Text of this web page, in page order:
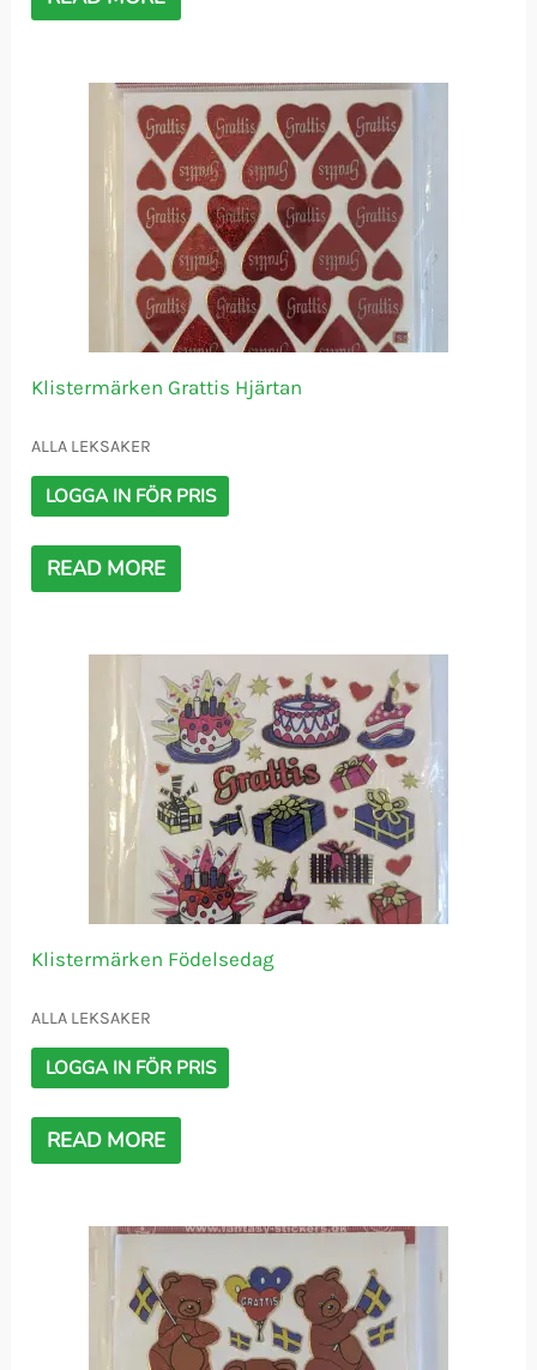
Klistermärken Grattis Hjärtan
ALLA LEKSAKER
LOGGA IN FÖR PRIS
READ MORE
Klistermärken Födelsedag
ALLA LEKSAKER
LOGGA IN FÖR PRIS
READ MORE